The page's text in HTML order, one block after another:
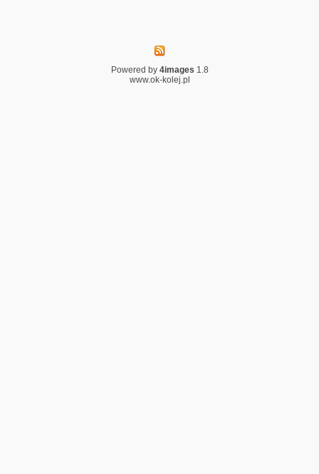
Powered by 4images 1.8
www.ok-kolej.pl